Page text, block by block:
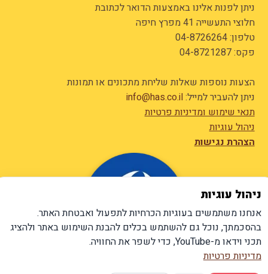
ניהול עוגיות
אנחנו משתמשים בעוגיות הכרחיות לתפעול ואבטחת האתר.
בהסכמתך, נוכל גם להשתמש בכלים להבנת השימוש באתר ולהציג
תכני וידאו מ-YouTube, כדי לשפר את החוויה.
מדיניות פרטיות
ניתן לפנות אלינו באמצעות הדואר לכתובת
חלוצי התעשייה 41 מפרץ חיפה
טלפון:04-8726264
פקס: 04-8721287
הצעות נוספות שאלות שליחת מתכונים או תמונות
ניתן להעביר למייל:info@has.co.il
תנאי שימוש ומדיניות פרטיות
ניהול עוגיות
הצהרת נגישות